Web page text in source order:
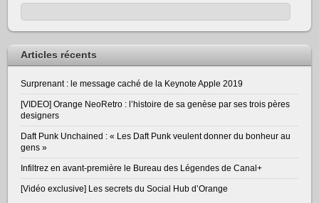
Articles récents
Surprenant : le message caché de la Keynote Apple 2019
[VIDEO] Orange NeoRetro : l’histoire de sa genèse par ses trois pères
designers
Daft Punk Unchained : « Les Daft Punk veulent donner du bonheur au
gens »
Infiltrez en avant-première le Bureau des Légendes de Canal+
[Vidéo exclusive] Les secrets du Social Hub d’Orange